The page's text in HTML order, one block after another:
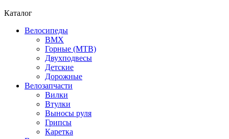
Каталог
Велосипеды
BMX
Горные (MTB)
Двухподвесы
Детские
Дорожные
Велозапчасти
Вилки
Втулки
Выносы руля
Грипсы
Каретка